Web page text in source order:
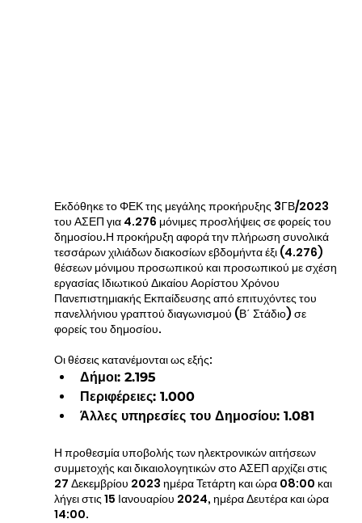
Εκδόθηκε το ΦΕΚ της μεγάλης προκήρυξης 3ΓΒ/2023
του ΑΣΕΠ για 4.276 μόνιμες προσλήψεις σε φορείς του
δημοσίου.Η προκήρυξη αφορά την πλήρωση συνολικά
τεσσάρων χιλιάδων διακοσίων εβδομήντα έξι (4.276)
θέσεων μόνιμου προσωπικού και προσωπικού με σχέση
εργασίας Ιδιωτικού Δικαίου Αορίστου Χρόνου
Πανεπιστημιακής Εκπαίδευσης από επιτυχόντες του
πανελλήνιου γραπτού διαγωνισμού (Β΄ Στάδιο) σε
φορείς του δημοσίου.
Οι θέσεις κατανέμονται ως εξής:
Δήμοι: 2.195
Περιφέρειες: 1.000
Άλλες υπηρεσίες του Δημοσίου: 1.081
Η προθεσμία υποβολής των ηλεκτρονικών αιτήσεων
συμμετοχής και δικαιολογητικών στο ΑΣΕΠ αρχίζει στις
27 Δεκεμβρίου 2023 ημέρα Τετάρτη και ώρα 08:00 και
λήγει στις 15 Ιανουαρίου 2024, ημέρα Δευτέρα και ώρα
14:00.